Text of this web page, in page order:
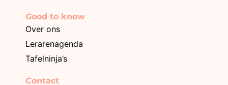
Good to know
Over ons
Lerarenagenda
Tafelninja’s
Contact